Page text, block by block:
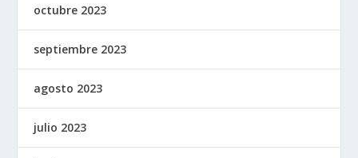
octubre 2023
septiembre 2023
agosto 2023
julio 2023